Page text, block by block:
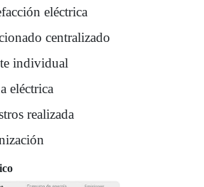
eléctrica
centralizado
individual
eléctrica
realizada